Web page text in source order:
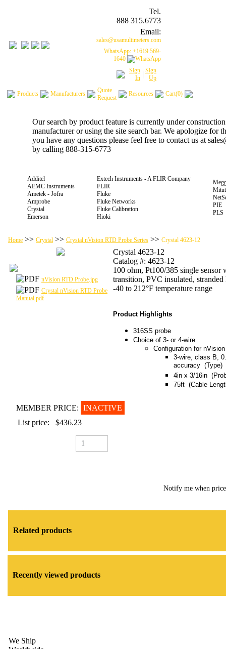
Tel.
888 315.6773
Email:
sales@usamultimeters.com
WhatsApp: +1619 569-
1640
Sign
In | Sign
Up
Products Manufacturers
Quote
Request
Resources Cart(0)
Our search by product feature is currently under
manufacturer or using the site search bar. We apologize for
you have any questions please feel free to contact us at
by calling 888-315-6773
Additel
AEMC Instruments
Ametek - Jofra
Amprobe
Crystal
Emerson
Extech Instruments - A FLIR Company
FLIR
Fluke
Fluke Networks
Fluke Calibration
Hioki
PIE
PLS
Home >> Crystal >> Crystal nVision RTD Probe Series >> Crystal 4623-12
nVision RTD Probe.jpg
Crystal nVision RTD Probe
Manual.pdf
Crystal 4623-12
Catalog #: 4623-12
100 ohm, Pt100/385 single sensor
transition, PVC insulated, stranded
-40 to 212°F temperature range
Product Highlights
316SS probe
Choice of 3- or 4-wire
Configuration for
3-wire, class B,
accuracy (Type)
4in x 3/16in
75ft (Cable
MEMBER PRICE: INACTIVE
List price:
$436.23
Notify me when
Related products
Recently viewed products
We Ship